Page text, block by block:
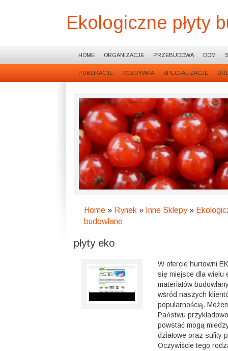
Ekologiczne płyty
HOME ORGANIZACJE PRZEBUDOWA DOM
PUBLIKACJE ROZRYWKA SPECJALIZACJE
Home » Rynek » Inne Sklepy»
budowlane
płyty eko
W ofercie hurtowni
się miejsce dla wielu
materiałów
wśród naszych
popularnością.
Państwu
powstać mogą
działowe oraz sufity
Oczywiście tego